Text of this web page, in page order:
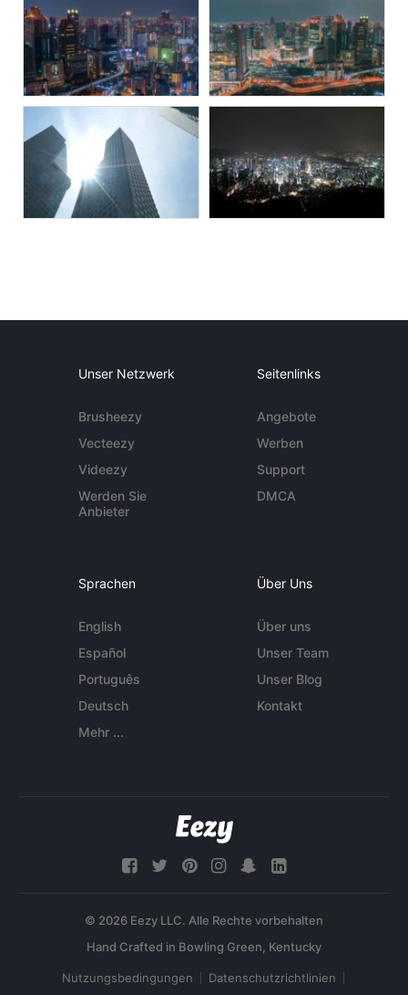
Unser Netzwerk
Brusheezy
Vecteezy
Videezy
Werden Sie
Anbieter
Seitenlinks
Angebote
Werben
Support
DMCA
Sprachen
English
Español
Português
Deutsch
Mehr ...
Über Uns
Über uns
Unser Team
Unser Blog
Kontakt
© 2026 Eezy LLC. Alle Rechte vorbehalten
Nutzungsbedingungen Datenschutzrichtlinien